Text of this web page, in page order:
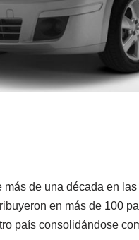
de una década en
en más de 100
país consolidándose